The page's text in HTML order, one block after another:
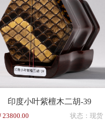
印度小叶紫檀木二胡-39
23800.00 状态：现货